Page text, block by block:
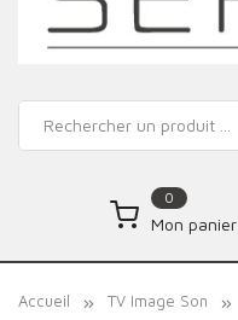
0
Mon panier
Accueil TV Image Son